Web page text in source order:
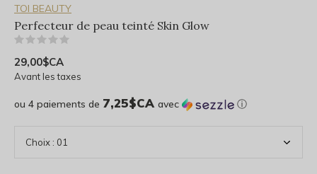
TOI BEAUTY
Perfecteur de peau teinté Skin Glow
29,00$CA
Avant les taxes
ou 4 paiements de 7,25$CA avec ⓘ